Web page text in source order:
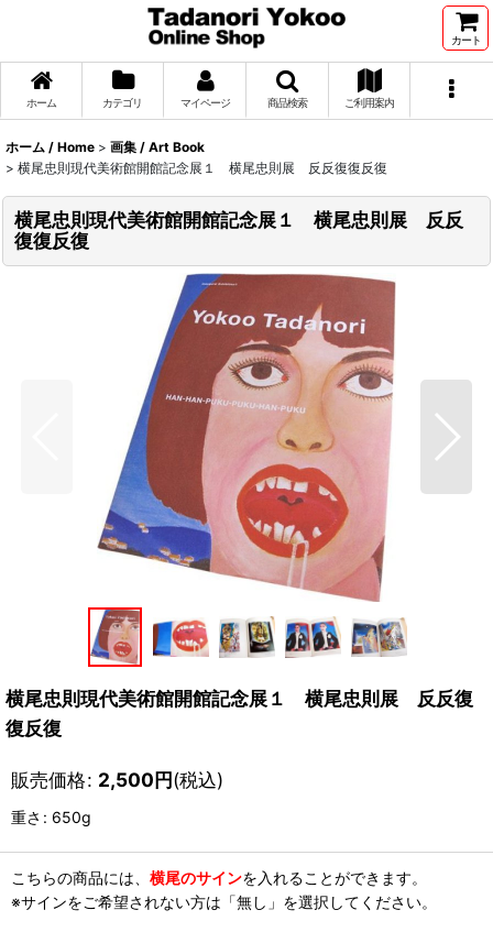
カート
ホーム カテゴリ マイページ 商品検索 ご利用案内
ホーム / Home > 画集 / Art Book
> 横尾忠則現代美術館開館記念展１ 横尾忠則展 反反復復反復
横尾忠則現代美術館開館記念展１ 横尾忠則展 反反
復復反復
横尾忠則現代美術館開館記念展１ 横尾忠則展 反反復
復反復
販売価格: 2,500円(税込)
重さ : 650g
こちらの商品には、 横尾のサインを入れることができます。
※サインをご希望されない方は「無し」を選択してください。